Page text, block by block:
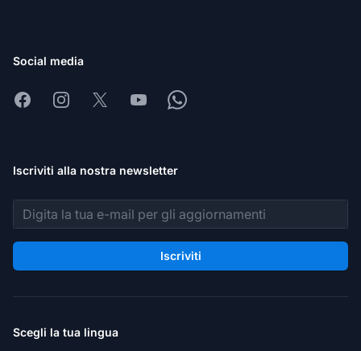
Social media
FacebookInstagram
X YoutubeWhatsapp
Iscriviti alla nostra newsletter
Indirizzo email
Iscriviti
Scegli la tua lingua